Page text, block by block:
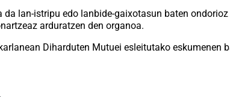
da lan-istripu edo lanbide-gaixotasun baten
arduratzen den organoa.
Diharduten Mutuei esleitutako eskumenen